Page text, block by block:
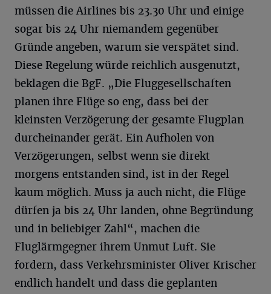
müssen die Airlines bis 23.30 Uhr und einige
sogar bis 24 Uhr niemandem gegenüber
Gründe angeben, warum sie verspätet sind.
Diese Regelung würde reichlich ausgenutzt,
beklagen die BgF. „Die Fluggesellschaften
planen ihre Flüge so eng, dass bei der
kleinsten Verzögerung der gesamte Flugplan
durcheinander gerät. Ein Aufholen von
Verzögerungen, selbst wenn sie direkt
morgens entstanden sind, ist in der Regel
kaum möglich. Muss ja auch nicht, die Flüge
dürfen ja bis 24 Uhr landen, ohne Begründung
und in beliebiger Zahl“, machen die
Fluglärmgegner ihrem Unmut Luft. Sie
fordern, dass Verkehrsminister Oliver Krischer
endlich handelt und dass die geplanten